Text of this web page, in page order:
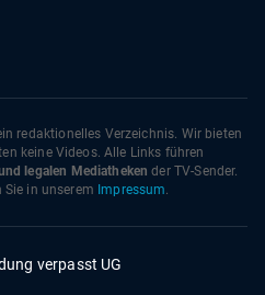
redaktionelles Verzeichnis. Wir bieten
keine Videos. Alle Links führen
legalen Mediatheken der TV-Sender.
in unserem Impressum.
verpasst UG